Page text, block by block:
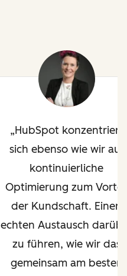
HubSpot konzentriert
sich ebenso wie wir auf
kontinuierliche
Optimierung zum
der Kundschaft. Einen
echten Austausch
zu führen, wie wir das
gemeinsam am besten